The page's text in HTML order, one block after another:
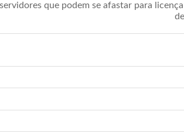
que podem se afastar para